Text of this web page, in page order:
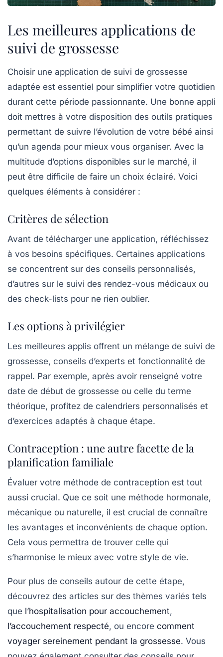
Les meilleures applications de
suivi de grossesse
Choisir une application de suivi de grossesse
adaptée est essentiel pour simplifier votre quotidien
durant cette période passionnante. Une bonne appli
doit mettres à votre disposition des outils pratiques
permettant de suivre l’évolution de votre bébé ainsi
qu’un agenda pour mieux vous organiser. Avec la
multitude d’options disponibles sur le marché, il
peut être difficile de faire un choix éclairé. Voici
quelques éléments à considérer :
Critères de sélection
Avant de télécharger une application, réfléchissez
à vos besoins spécifiques. Certaines applications
se concentrent sur des conseils personnalisés,
d’autres sur le suivi des rendez-vous médicaux ou
des check-lists pour ne rien oublier.
Les options à privilégier
Les meilleures applis offrent un mélange de suivi de
grossesse, conseils d’experts et fonctionnalité de
rappel. Par exemple, après avoir renseigné votre
date de début de grossesse ou celle du terme
théorique, profitez de calendriers personnalisés et
d’exercices adaptés à chaque étape.
Contraception : une autre facette de la
planification familiale
Évaluer votre méthode de contraception est tout
aussi crucial. Que ce soit une méthode hormonale,
mécanique ou naturelle, il est crucial de connaître
les avantages et inconvénients de chaque option.
Cela vous permettra de trouver celle qui
s’harmonise le mieux avec votre style de vie.
Pour plus de conseils autour de cette étape,
découvrez des articles sur des thèmes variés tels
que l’hospitalisation pour accouchement,
l’accouchement respecté, ou encore comment
voyager sereinement pendant la grossesse. Vous